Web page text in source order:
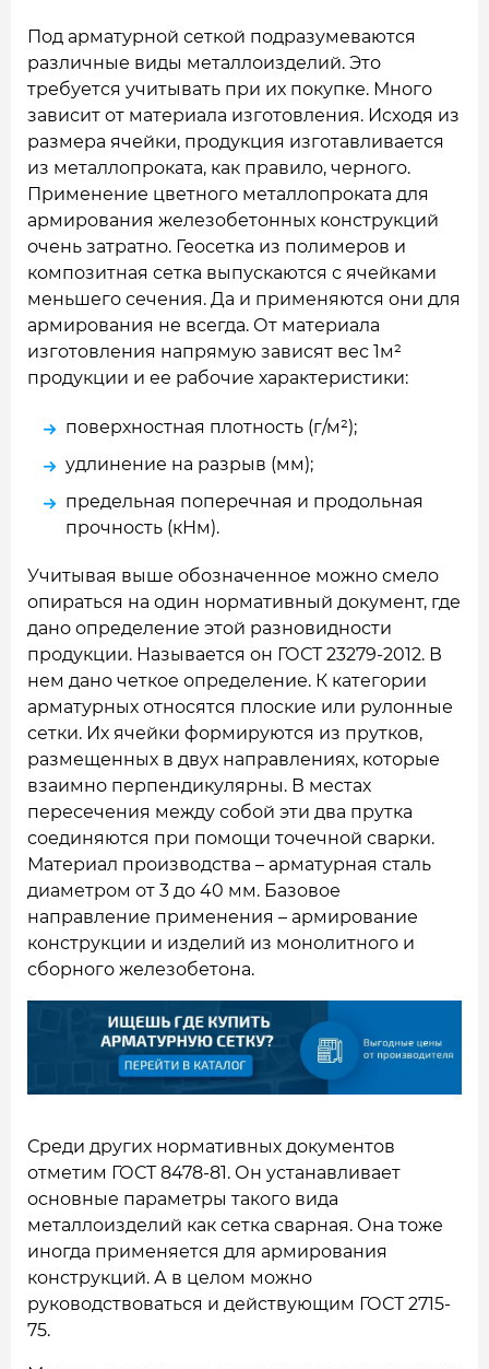
Под арматурной сеткой подразумеваются
различные виды металлоизделий. Это
требуется учитывать при их покупке. Много
зависит от материала изготовления. Исходя из
размера ячейки, продукция изготавливается
из металлопроката, как правило, черного.
Применение цветного металлопроката для
армирования железобетонных конструкций
очень затратно. Геосетка из полимеров и
композитная сетка выпускаются с ячейками
меньшего сечения. Да и применяются они для
армирования не всегда. От материала
изготовления напрямую зависят вес 1м²
продукции и ее рабочие характеристики:
поверхностная плотность (г/м²);
удлинение на разрыв (мм);
предельная поперечная и продольная
прочность (кНм).
Учитывая выше обозначенное можно смело
опираться на один нормативный документ, где
дано определение этой разновидности
продукции. Называется он ГОСТ 23279-2012. В
нем дано четкое определение. К категории
арматурных относятся плоские или рулонные
сетки. Их ячейки формируются из прутков,
размещенных в двух направлениях, которые
взаимно перпендикулярны. В местах
пересечения между собой эти два прутка
соединяются при помощи точечной сварки.
Материал производства – арматурная сталь
диаметром от 3 до 40 мм. Базовое
направление применения – армирование
конструкции и изделий из монолитного и
сборного железобетона.
Среди других нормативных документов
отметим ГОСТ 8478-81. Он устанавливает
основные параметры такого вида
металлоизделий как сетка сварная. Она тоже
иногда применяется для армирования
конструкций. А в целом можно
руководствоваться и действующим ГОСТ 2715-
75.